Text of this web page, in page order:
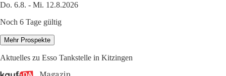
Do. 6.8. - Mi. 12.8.2026
Noch 6 Tage gültig
Mehr Prospekte
Aktuelles zu Esso Tankstelle in Kitzingen